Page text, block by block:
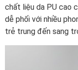
chất liệu da PU cao
dễ phối với nhiều
trẻ trung đến sang